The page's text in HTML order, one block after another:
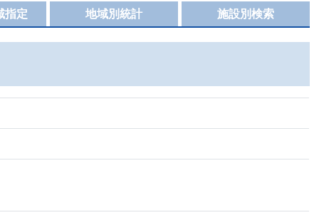
施設別検索
地域別統計
指定